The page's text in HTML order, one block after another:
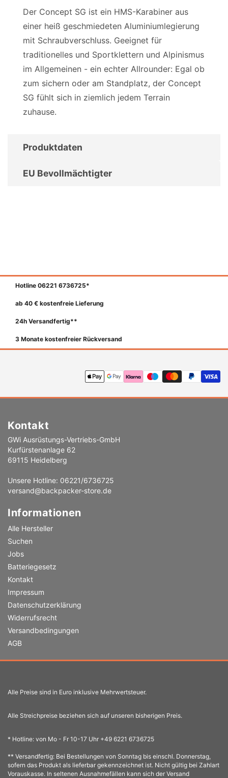
Der Concept SG ist ein HMS-Karabiner aus
einer heiß geschmiedeten Aluminiumlegierung
mit Schraubverschluss. Geeignet für
traditionelles und Sportklettern und Alpinismus
im Allgemeinen - ein echter Allrounder: Egal ob
zum sichern oder am Standplatz, der Concept
SG fühlt sich in ziemlich jedem Terrain
zuhause.
Produktdaten
EU Bevollmächtigter
Hotline 06221 6736725*
ab 40 € kostenfreie Lieferung
24h Versandfertig**
3 Monate kostenfreier Rückversand
Kontakt
GWi Ausrüstungs-Vertriebs-GmbH
Kurfürstenanlage 62
69115 Heidelberg
Unsere Hotline: 06221/6736725
versand@backpacker-store.de
Informationen
Alle Hersteller
Suchen
Jobs
Batteriegesetz
Kontakt
Impressum
Datenschutzerklärung
Widerrufsrecht
Versandbedingungen
AGB
Alle Preise sind in Euro inklusive Mehrwertsteuer.
Alle Streichpreise beziehen sich auf unseren bisherigen Preis.
* Hotline: von Mo - Fr 10-17 Uhr +49 6221 6736725
** Versandfertig: Bei Bestellungen von Sonntag bis einschl. Donnerstag,
sofern das Produkt als lieferbar gekennzeichnet ist. Nicht gültig bei Zahlart
Vorauskasse. In seltenen Ausnahmefällen kann sich der Versand